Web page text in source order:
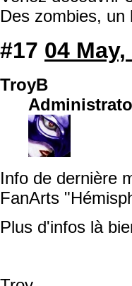
Des zombies,
#17 04
TroyB
Info de dernière
FanArts
Plus d'infos là